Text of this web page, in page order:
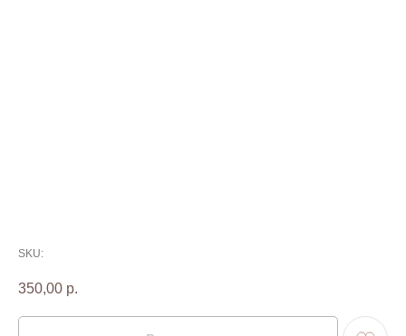
SKU:
350,00 р.